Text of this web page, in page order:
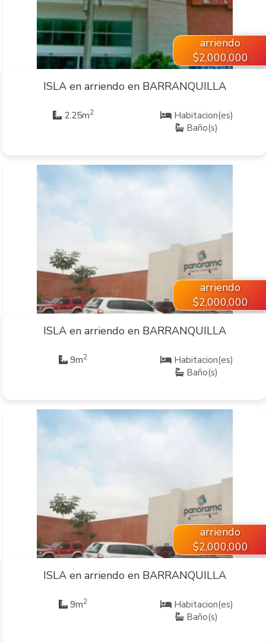
arriendo
$2,000,000
ISLA en arriendo en BARRANQUILLA
2.25m2
Habitacion(es)
Baño(s)
arriendo
$2,000,000
ISLA en arriendo en BARRANQUILLA
9m2
Habitacion(es)
Baño(s)
arriendo
$2,000,000
ISLA en arriendo en BARRANQUILLA
9m2
Habitacion(es)
Baño(s)